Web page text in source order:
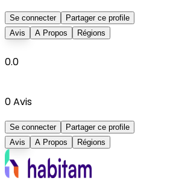
Se connecter
Partager ce profile
Avis
A Propos Régions
0.0
0Avis
Se connecter
Partager ce profile
Avis
A Propos Régions